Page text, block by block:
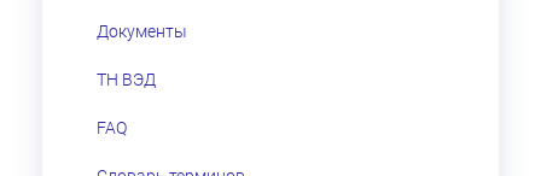
Документы
ТН ВЭД
FAQ